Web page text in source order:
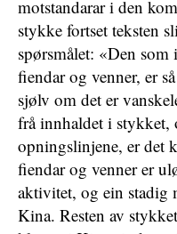
motstandarar i den
stykke fortset teksten
spørsmålet: «Den
fiendar og venner, er
sjølv om det er
frå innhaldet i stykket,
opningslinjene, er det
fiendar og venner er
aktivitet, og ein stadig
Kina. Resten av